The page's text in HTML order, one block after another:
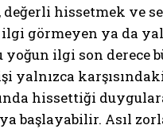
değerli hissetmek ve
ilgi görmeyen ya da
yoğun ilgi son derece
yalnızca
hissettiği
başlayabilir. Asıl